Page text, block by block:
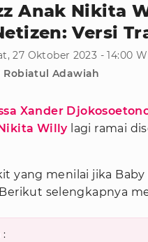
Anak Nikita
Versi
27 Oktober 2023 - 14:00
Robiatul Adawiah
Xander
Nikita Willylagi ramai
yang menilai jika
selengkapnya